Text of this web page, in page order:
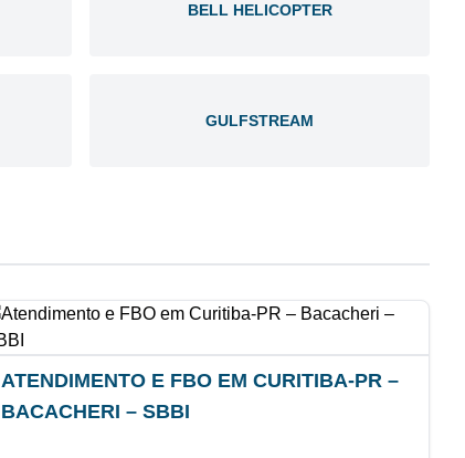
BELL HELICOPTER
GULFSTREAM
ATENDIMENTO E FBO EM CURITIBA-PR –
BACACHERI – SBBI